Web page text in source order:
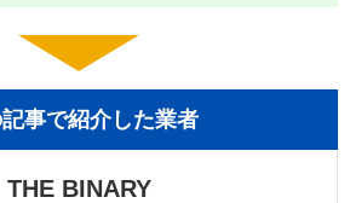
事で紹介した業者
THE BINARY